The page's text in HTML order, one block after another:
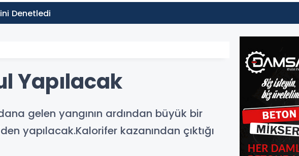
Denetledi
Yapılacak
gelen yangının ardından büyük bir
yapılacak.Kalorifer kazanından çıktığı